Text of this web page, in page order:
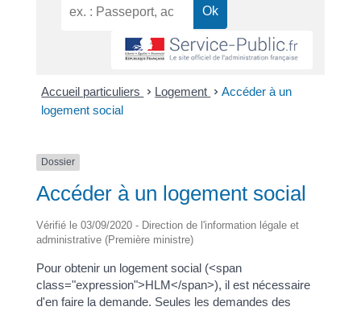
Accueil particuliers > Logement > Accéder à un
logement social
Dossier
Accéder à un logement social
Vérifié le 03/09/2020 - Direction de l'information légale et
administrative (Première ministre)
Pour obtenir un logement social (<span
class="expression">HLM</span>), il est nécessaire
d'en faire la demande. Seules les demandes des